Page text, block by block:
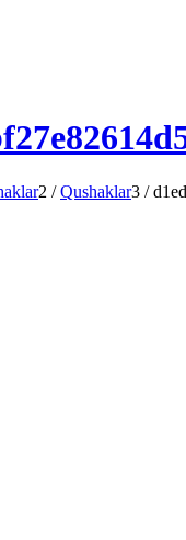
2 / Qushaklar3 /